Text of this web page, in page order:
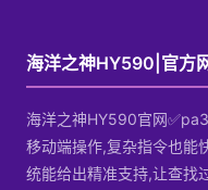
海洋之神HY590|官方
海洋之神HY590官网
移动端操作,复杂指令也能
统能给出精准支持,让查找